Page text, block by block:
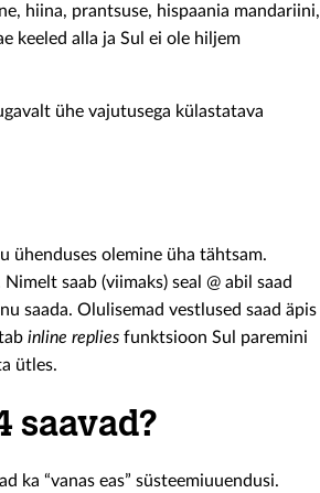
hiina, prantsuse, hispaania mandariini,
keeled alla ja Sul ei ole hiljem
ühe vajutusega külastatava
ühenduses olemine üha tähtsam.
saab (viimaks) seal @ abil saad
saada. Olulisemad vestlused saad äpis
inline replies funktsioon Sul paremini
ütles.
saavad?
ka “vanas eas” süsteemiuuendusi.